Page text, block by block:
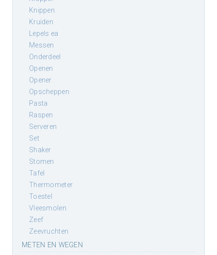
knippen
kruiden
lepels ea
messen
onderdeel
openen
opener
opscheppen
pasta
raspen
serveren
set
shaker
stomen
tafel
thermometer
toestel
vleesmolen
zeef
zeevruchten
METEN EN WEGEN